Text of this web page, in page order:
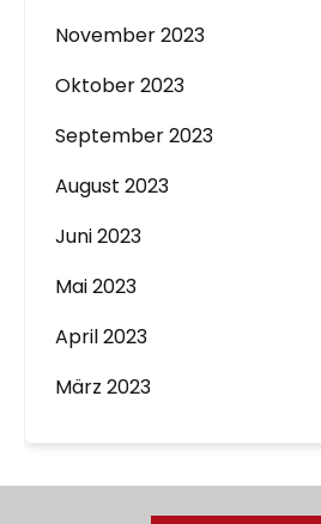
November 2023
Oktober 2023
September 2023
August 2023
Juni 2023
Mai 2023
April 2023
März 2023